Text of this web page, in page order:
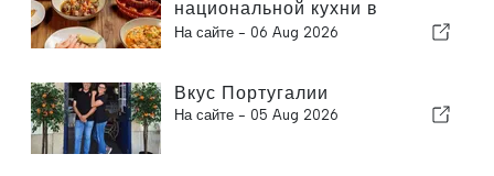
национальной кухни в
Албуфейре
На сайте - 06 Aug 2026
Вкус Португалии
На сайте - 05 Aug 2026